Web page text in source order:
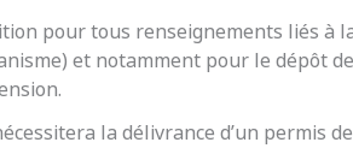
pour tous renseignements liés à
et notamment pour le dépôt
la délivrance d’un permis